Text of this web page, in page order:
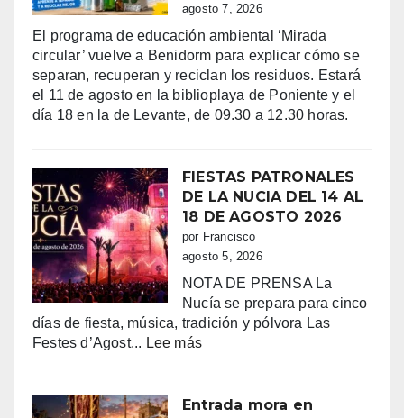
agosto 7, 2026
El programa de educación ambiental ‘Mirada
circular’ vuelve a Benidorm para explicar cómo se
separan, recuperan y reciclan los residuos. Estará
el 11 de agosto en la biblioplaya de Poniente y el
día 18 en la de Levante, de 09.30 a 12.30 horas.
FIESTAS PATRONALES
DE LA NUCIA DEL 14 AL
18 DE AGOSTO 2026
por Francisco
agosto 5, 2026
NOTA DE PRENSA La
Nucía se prepara para cinco
días de fiesta, música, tradición y pólvora Las
Festes d’Agost... Lee más:
DE
Entrada mora en